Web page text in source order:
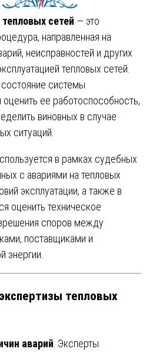
сетей — это
направленная на
неисправностей и других
тепловых сетей.
системы
ее работоспособность,
виновных в случае
ситуаций.
в рамках судебных
с авариями на тепловых
эксплуатации, а также в
оценить техническое
споров между
поставщиками и
энергии.
тепловых
аварий: Эксперты